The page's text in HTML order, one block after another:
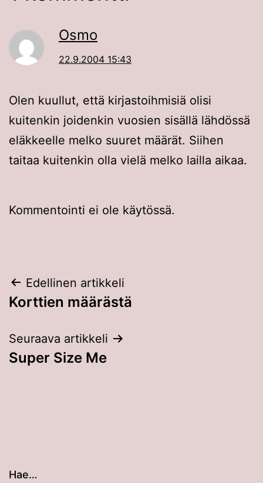
Osmo
22.9.2004 15:43
Olen kuullut, että kirjastoihmisiä olisi
kuitenkin joidenkin vuosien sisällä lähdössä
eläkkeelle melko suuret määrät. Siihen
taitaa kuitenkin olla vielä melko lailla aikaa.
Kommentointi ei ole käytössä.
Artikkelien
selaus
Edellinen artikkeli
Korttien määrästä
Seuraava artikkeli
Super Size Me
Hae…
Kun tuloksia tulee, voit selata niitä